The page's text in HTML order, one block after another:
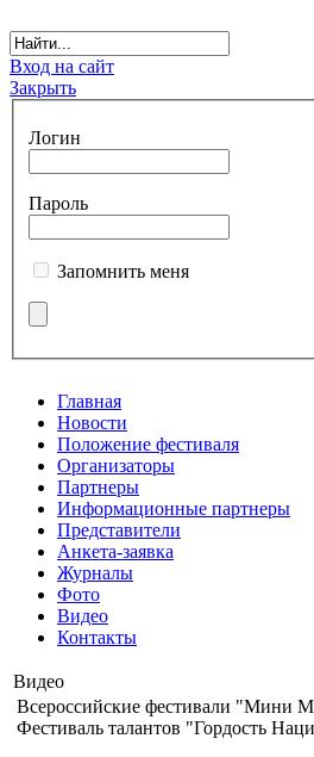
Вход на сайт
Закрыть
Логин
Пароль
Запомнить меня
Главная
Новости
Положение фестиваля
Организаторы
Партнеры
Информационные партнеры
Представители
Анкета-заявка
Журналы
Фото
Видео
Контакты
Видео
Всероссийские фестивали "Мини
Фестиваль талантов "Гордость